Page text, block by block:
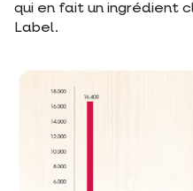
qui en fait un ingrédient
Label.